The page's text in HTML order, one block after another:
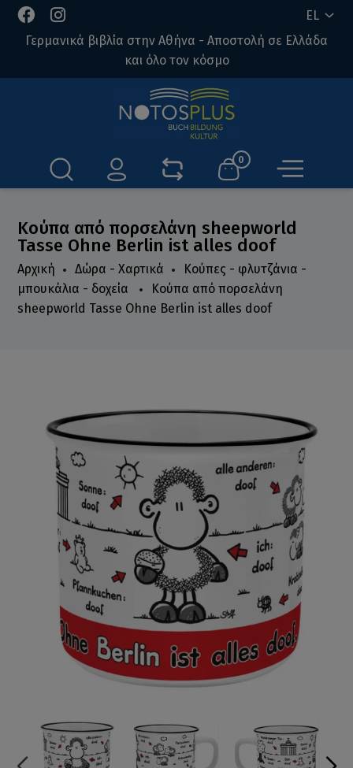
EL
Γερμανικά βιβλία στην Αθήνα - Αποστολή σε Ελλάδα
και όλο τον κόσμο
0
Κούπα από πορσελάνη sheepworld
Tasse Ohne Berlin ist alles doof
Αρχική Δώρα - Χαρτικά
Κούπες - φλυτζάνια -
μπουκάλια - δοχεία
Κούπα από πορσελάνη
sheepworld Tasse Ohne Berlin ist alles doof